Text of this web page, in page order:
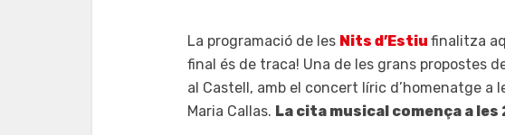
La programació de les Nits d’Estiu finalitza
final és de traca! Una de les grans propostes
al Castell, amb el concert líric d’homenatge a
Maria Callas. La cita musical comença a